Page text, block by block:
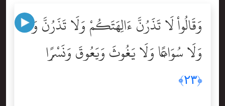
وَقَالُواْ لَا تَذَرُنَّ ءَالِهَتَكُمْ وَلَا تَذَرُنَّ وَدًّۭا
وَلَا سُوَاعًۭا وَلَا يَغُوثَ وَيَعُوقَ وَنَسْرًۭا
﴿٢٣﴾